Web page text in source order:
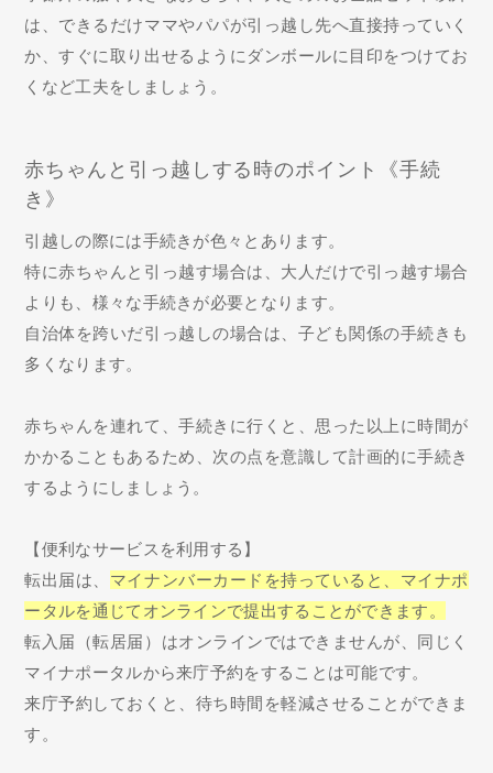
は、できるだけママやパパが引っ越し先へ直接持っていく
か、すぐに取り出せるようにダンボールに目印をつけてお
くなど工夫をしましょう。
赤ちゃんと引っ越しする時のポイント《手続
き》
引越しの際には手続きが色々とあります。
特に赤ちゃんと引っ越す場合は、大人だけで引っ越す場合
よりも、様々な手続きが必要となります。
自治体を跨いだ引っ越しの場合は、子ども関係の手続きも
多くなります。
赤ちゃんを連れて、手続きに行くと、思った以上に時間が
かかることもあるため、次の点を意識して計画的に手続き
するようにしましょう。
【便利なサービスを利用する】
転出届は、 マイナンバーカードを持っていると、マイナポ
ータルを通じてオンラインで提出することができます。
転入届（転居届）はオンラインではできませんが、同じく
マイナポータルから来庁予約をすることは可能です。
来庁予約しておくと、待ち時間を軽減させることができま
す。